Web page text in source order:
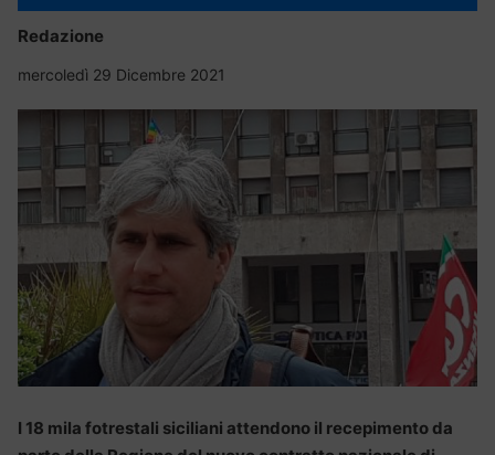
Redazione
mercoledì 29 Dicembre 2021
I 18 mila fotrestali siciliani attendono il recepimento da